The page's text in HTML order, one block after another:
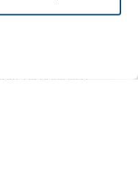
disponibili a